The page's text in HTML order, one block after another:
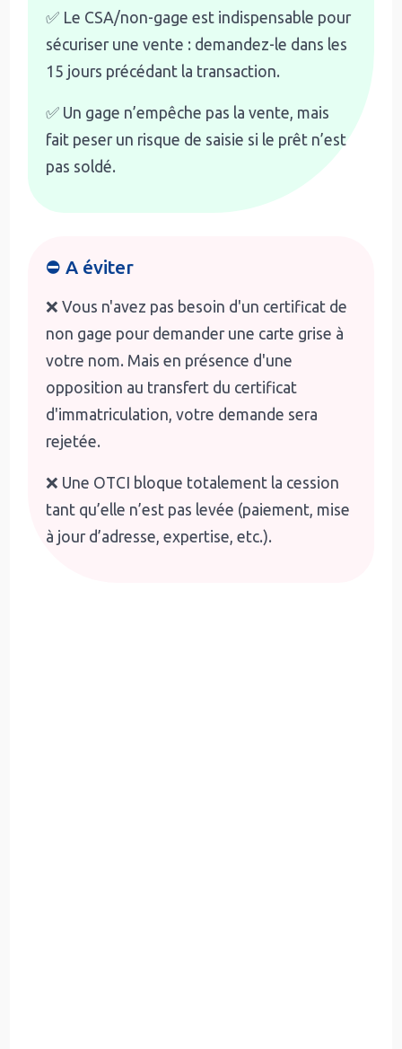
✅ Le CSA/non-gage est indispensable pour
sécuriser une vente : demandez-le dans les
15 jours précédant la transaction.
✅ Un gage n’empêche pas la vente, mais
fait peser un risque de saisie si le prêt n’est
pas soldé.
⛔ A éviter
❌ Vous n'avez pas besoin d'un certificat de
non gage pour demander une carte grise à
votre nom. Mais en présence d'une
opposition au transfert du certificat
d'immatriculation, votre demande sera
rejetée.
❌ Une OTCI bloque totalement la cession
tant qu’elle n’est pas levée (paiement, mise
à jour d’adresse, expertise, etc.).